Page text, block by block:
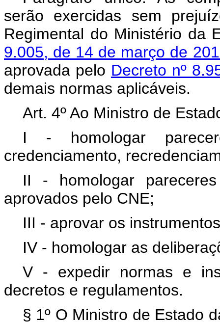
serão exercidas sem
Regimental do Ministério da
9.005, de 14 de março de
aprovada pelo Decreto nº
demais normas aplicáveis.
Art. 4º Ao Ministro de
I - homologar
credenciamento,
II - homologar
aprovados pelo CNE;
III - aprovar os
IV - homologar as
V - expedir normas e
decretos e regulamentos.
§ 1º O Ministro de Estado